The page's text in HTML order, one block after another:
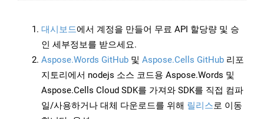
대시보드에서 계정을 만들어 무료 API 할당량 및 승
인 세부정보를 받으세요.
Aspose.Words GitHub 및 Aspose.Cells GitHub 리포
지토리에서 nodejs 소스 코드용 Aspose.Words 및
Aspose.Cells Cloud SDK를 가져와 SDK를 직접 컴파
일/사용하거나 대체 다운로드를 위해 릴리스로 이동